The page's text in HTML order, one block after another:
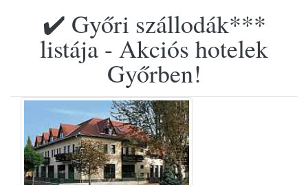
✔️ Győri szállodák***
listája - Akciós hotelek
Győrben!